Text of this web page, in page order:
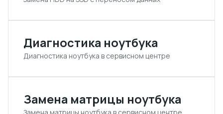
Диагностика ноутбука
Диагностика ноутбука в сервисном центре
Замена матрицы ноутбука